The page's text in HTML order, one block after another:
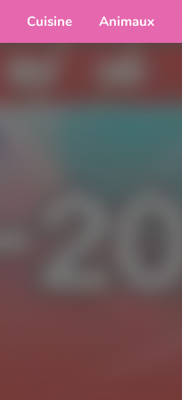
Cuisine Animaux